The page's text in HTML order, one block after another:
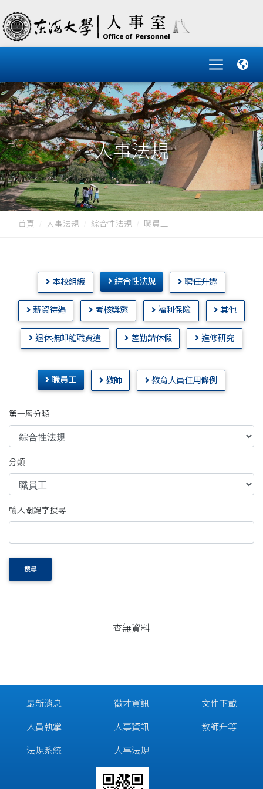
人事法規
首頁 人事法規 綜合性法規 職員工
本校組織 綜合性法規 聘任升遷
薪資待遇 考核獎懲 福利保險 其他
退休撫卹離職資遣 差勤請休假 進修研究
職員工 教師 教育人員任用條例
第一層分類
分類
輸入關鍵字搜尋
搜尋
查無資料
最新消息
人員執掌
法規系統
徵才資訊
人事資訊
人事法規
文件下載
教師升等